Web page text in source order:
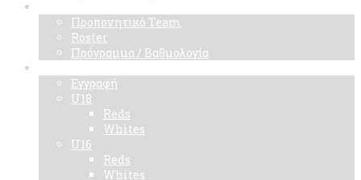
Προπονητικό Team
Roster
Πρόγραμμα / Βαθμολογία
Εγγραφή
U18
Reds
Whites
U16
Reds
Whites